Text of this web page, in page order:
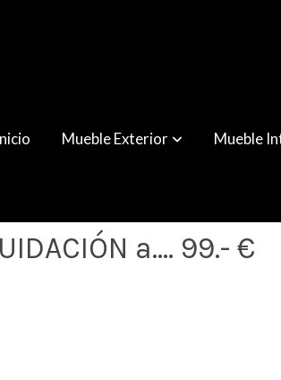
Mueble Exterior Mueble
a.... 99.-